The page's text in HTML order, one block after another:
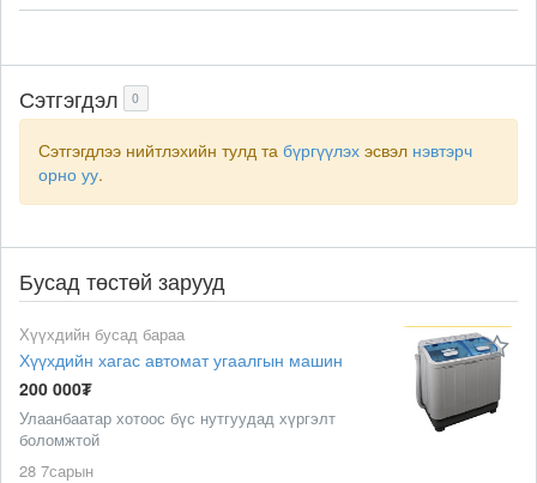
Сэтгэгдэл 0
Сэтгэгдлээ нийтлэхийн тулд та бүргүүлэх эсвэл нэвтэрч
орно уу.
Бусад төстөй зарууд
Хүүхдийн бусад бараа
Хүүхдийн хагас автомат угаалгын машин
200 000₮
Улаанбаатар хотоос бүс нутгуудад хүргэлт
боломжтой
28 7сарын